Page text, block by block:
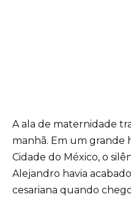
A ala de maternidade
manhã. Em um grande
Cidade do México, o
Alejandro havia
cesariana quando